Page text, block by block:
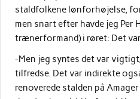
staldfolkene lønforhøjelse,
men snart efter havde jeg Per
trænerformand) i røret: Det
-Men jeg syntes det var
tilfredse. Det var indirekte
renoverede stalden på